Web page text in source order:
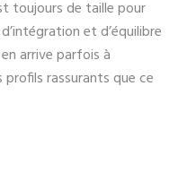
toujours de taille pour
et d’équilibre
arrive parfois à
rassurants que ce